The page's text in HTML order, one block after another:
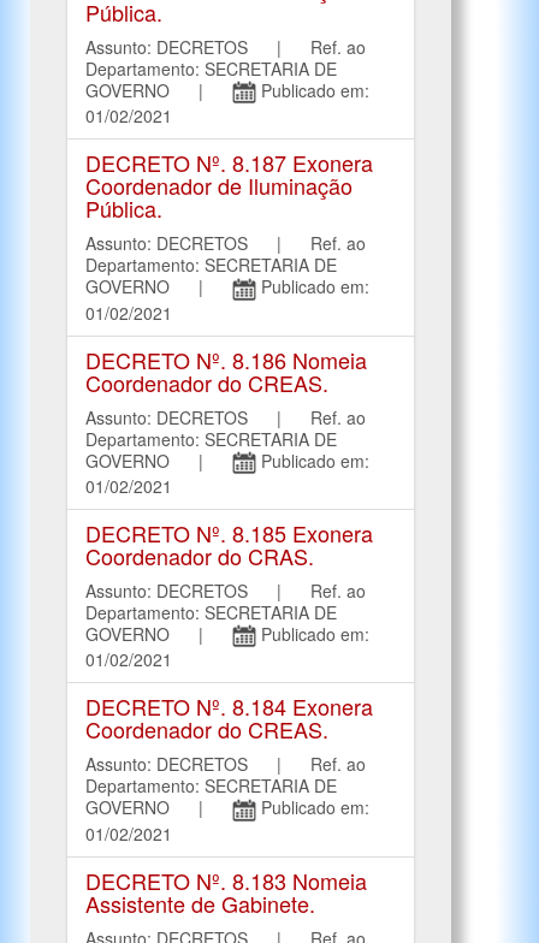
Pública.
Assunto: DECRETOS | Ref. ao
Departamento: SECRETARIA DE
GOVERNO |
Publicado em:
01/02/2021
DECRETO Nº. 8.187 Exonera
Coordenador de Iluminação
Pública.
Assunto: DECRETOS | Ref. ao
Departamento: SECRETARIA DE
GOVERNO |
Publicado em:
01/02/2021
DECRETO Nº. 8.186 Nomeia
Coordenador do CREAS.
Assunto: DECRETOS | Ref. ao
Departamento: SECRETARIA DE
GOVERNO |
Publicado em:
01/02/2021
DECRETO Nº. 8.185 Exonera
Coordenador do CRAS.
Assunto: DECRETOS | Ref. ao
Departamento: SECRETARIA DE
GOVERNO |
Publicado em:
01/02/2021
DECRETO Nº. 8.184 Exonera
Coordenador do CREAS.
Assunto: DECRETOS | Ref. ao
Departamento: SECRETARIA DE
GOVERNO |
Publicado em:
01/02/2021
DECRETO Nº. 8.183 Nomeia
Assistente de Gabinete.
Assunto: DECRETOS | Ref. ao